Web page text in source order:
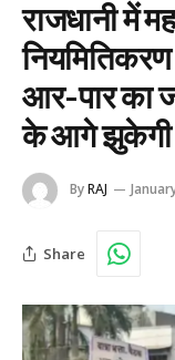
राजधानी में
नियमितिकरण
आर-पार का
के आगे झुकेगी
ByRAJ
Share